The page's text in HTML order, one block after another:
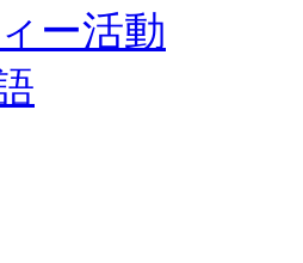
ー活動